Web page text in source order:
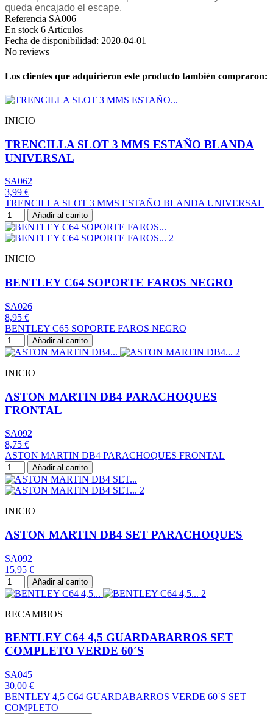
queda encajado el escape.
Referencia SA006
En stock 6 Artículos
Fecha de disponibilidad: 2020-04-01
No reviews
Los clientes que adquirieron este producto también compraron:
INICIO
TRENCILLA SLOT 3 MMS ESTAÑO BLANDA
UNIVERSAL
SA062
3,99 €
TRENCILLA SLOT 3 MMS ESTAÑO BLANDA UNIVERSAL
Añadir al carrito
INICIO
BENTLEY C64 SOPORTE FAROS NEGRO
SA026
8,95 €
BENTLEY C65 SOPORTE FAROS NEGRO
Añadir al carrito
INICIO
ASTON MARTIN DB4 PARACHOQUES
FRONTAL
SA092
8,75 €
ASTON MARTIN DB4 PARACHOQUES FRONTAL
Añadir al carrito
INICIO
ASTON MARTIN DB4 SET PARACHOQUES
SA092
15,95 €
Añadir al carrito
RECAMBIOS
BENTLEY C64 4,5 GUARDABARROS SET
COMPLETO VERDE 60´S
SA045
30,00 €
BENTLEY 4,5 C64 GUARDABARROS VERDE 60´S SET
COMPLETO